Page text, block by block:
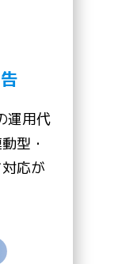
運用代
型・
応が